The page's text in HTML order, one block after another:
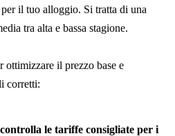
il tuo alloggio. Si tratta di una
tra alta e bassa stagione.
ottimizzare il prezzo base e
corretti:
le tariffe consigliate per i